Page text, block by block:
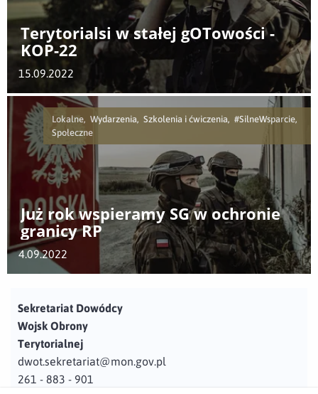
Terytorialsi w stałej gOTowości -
KOP-22
15.09.2022
Lokalne, Wydarzenia, Szkolenia i ćwiczenia, #SilneWsparcie,
Społeczne
Już rok wspieramy SG w ochronie
granicy RP
4.09.2022
Sekretariat Dowódcy
Wojsk Obrony
Terytorialnej
dwot.sekretariat@mon.gov.pl
261 - 883 - 901